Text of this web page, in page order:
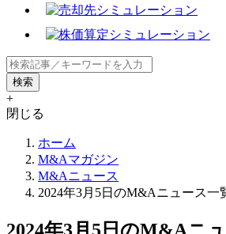
+
閉じる
ホーム
M&Aマガジン
M&Aニュース
2024年3月5日のM&Aニュース一
2024年3月5日のM&Aニ